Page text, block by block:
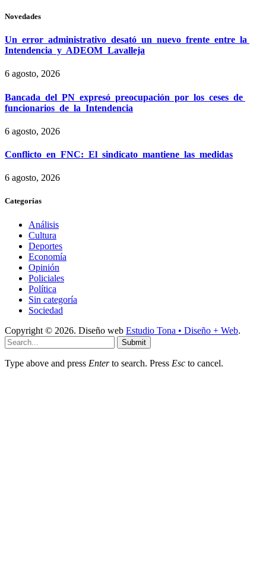
Novedades
Un error administrativo desató un nuevo frente entre la
Intendencia y ADEOM Lavalleja
6 agosto, 2026
Bancada del PN expresó preocupación por los ceses de
funcionarios de la Intendencia
6 agosto, 2026
Conflicto en FNC: El sindicato mantiene las medidas
6 agosto, 2026
Categorías
Análisis
Cultura
Deportes
Economía
Opinión
Policiales
Política
Sin categoría
Sociedad
Copyright © 2026. Diseño web Estudio Tona • Diseño + Web.
Submit
Type above and press Enterto search. Press Esc to cancel.